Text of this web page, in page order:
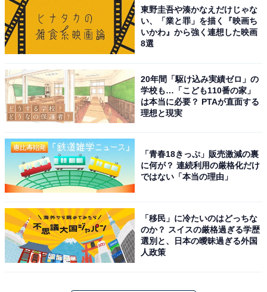
ありあけのスタンプデザイン活用例
・横浜ビール……オフィシャルロゴ、ボトルラベル、⽸
東野圭吾や湊かなえだけじゃな
い、「業と罪」を描く『映画ち
いかわ』から強く連想した映画
8選
20年間「駆け込み実績ゼロ」の
学校も…「こども110番の家」
は本当に必要？ PTAが直面する
理想と現実
「青春18きっぷ」販売激減の裏
に何が？ 連続利用の厳格化だけ
ではない「本当の理由」
「移民」に冷たいのはどっちな
のか？ スイスの厳格過ぎる学歴
選別と、日本の曖昧過ぎる外国
人政策